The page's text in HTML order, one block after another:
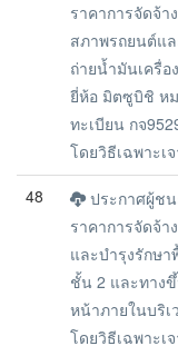
ราคาการจัดจ้า
สภาพรถยนต์แ
ถ่ายน้ำมันเครื่อ
ยี่ห้อ มิตซูบิชิ ห
ทะเบียน กจ
โดยวิธีเฉพาะเ
48
ประกาศผู้ช
ราคาการจัดจ้
และบำรุงรักษา
ชั้น 2 และทาง
หน้าภายในบริ
โดยวิธีเฉพาะเ